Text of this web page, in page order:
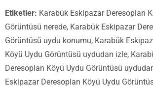
Etiketler: Karabük Eskipazar Deresoplan
Görüntüsü nerede, Karabük Eskipazar
Görüntüsü uydu konumu, Karabük
Köyü Uydu Görüntüsü uydudan izle,
Deresoplan Köyü Uydu Görüntüsü
Eskipazar Deresoplan Köyü Uydu